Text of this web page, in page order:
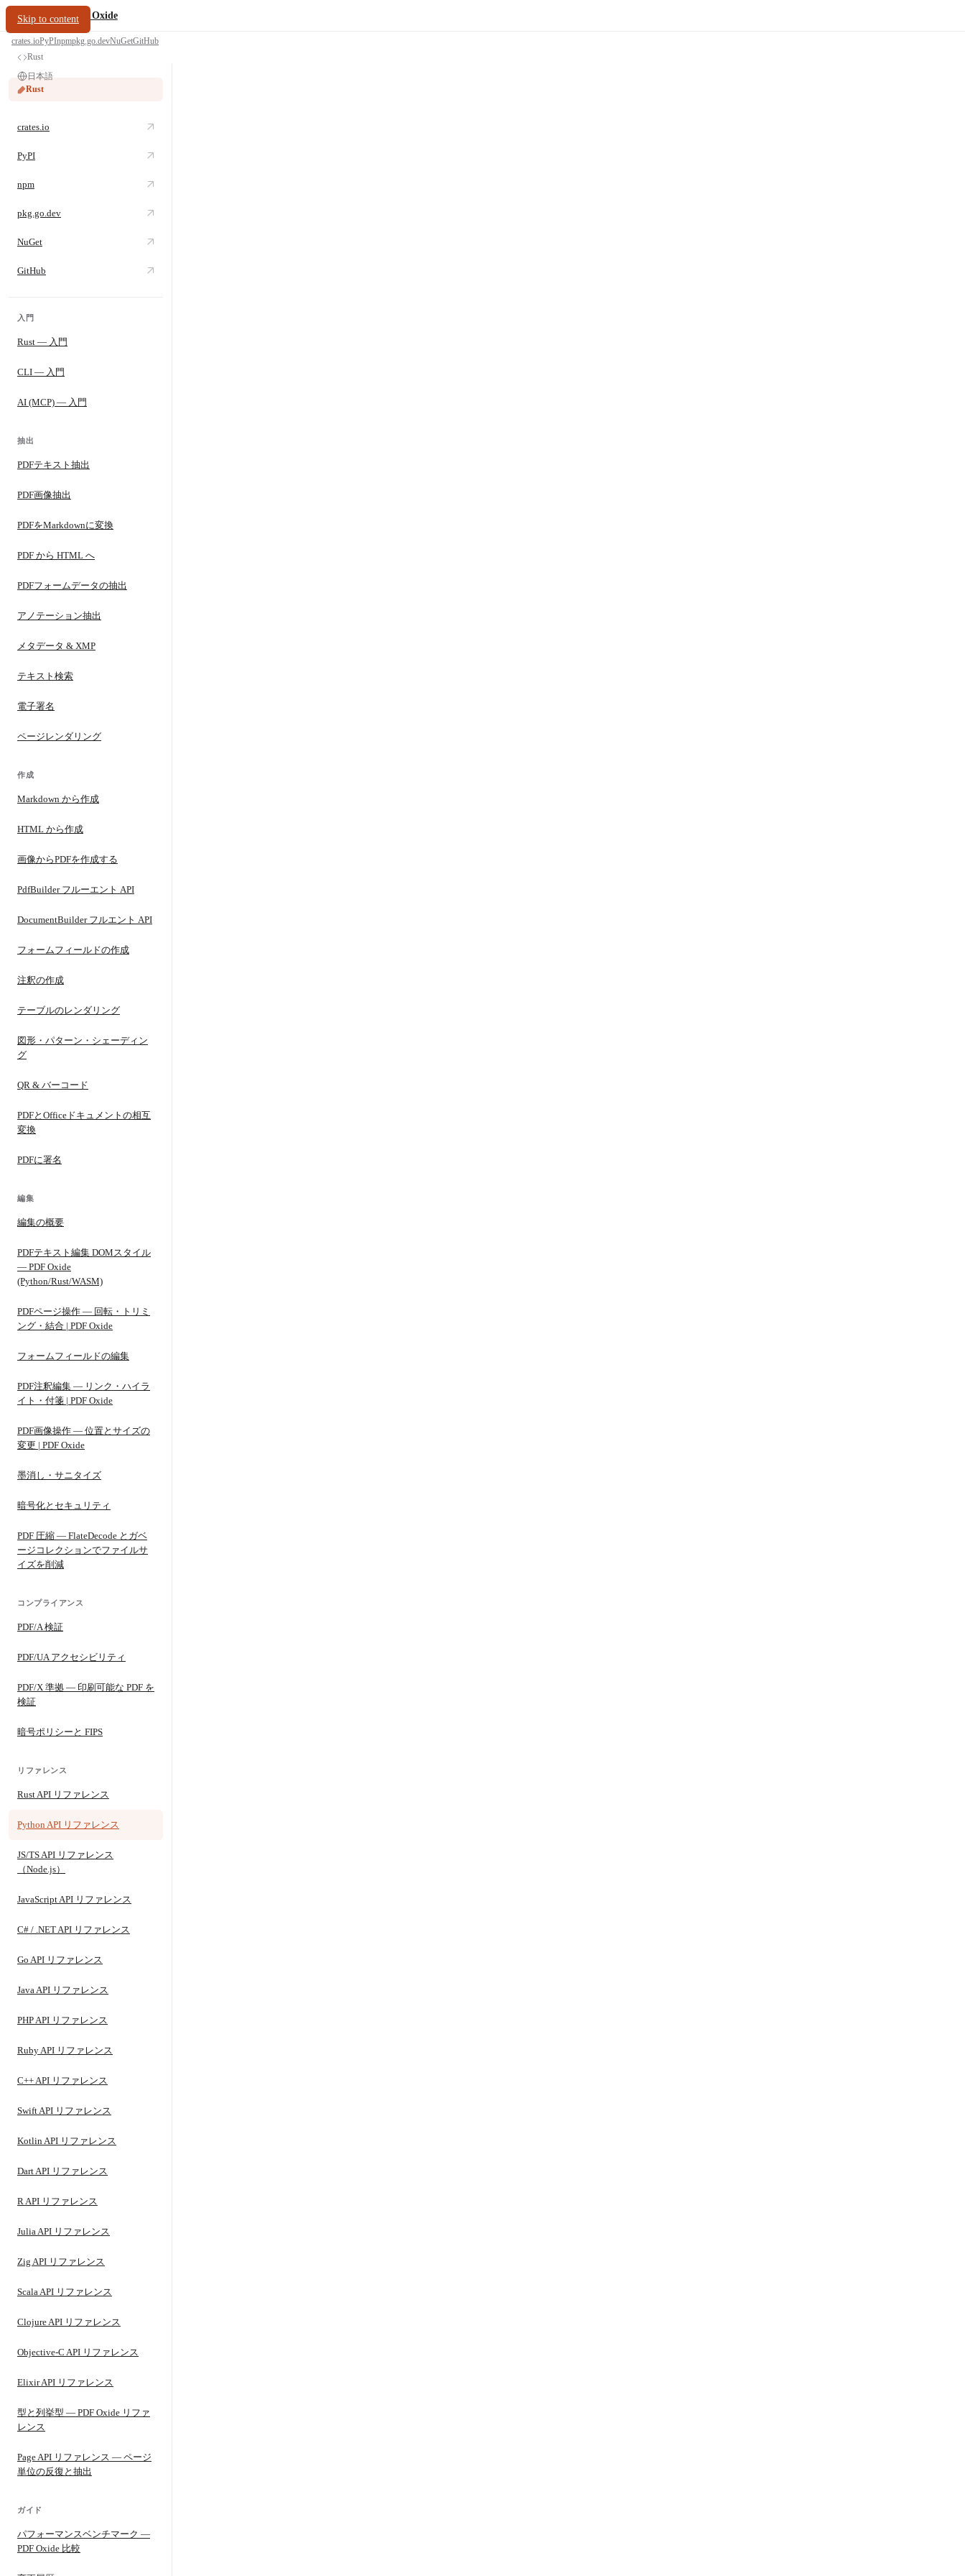
Skip to content
oxide.fyi/PDF Oxide
crates.ioPyPInpmpkg.go.devNuGetGitHub
Rust
日本語
Rust
crates.io
PyPI
npm
pkg.go.dev
NuGet
GitHub
入門
Rust — 入門
CLI — 入門
AI (MCP) — 入門
抽出
PDFテキスト抽出
PDF画像抽出
PDFをMarkdownに変換
PDF から HTML へ
PDFフォームデータの抽出
アノテーション抽出
メタデータ & XMP
テキスト検索
電子署名
ページレンダリング
作成
Markdown から作成
HTML から作成
画像からPDFを作成する
PdfBuilder フルーエント API
DocumentBuilder フルエント API
フォームフィールドの作成
注釈の作成
テーブルのレンダリング
図形・パターン・シェーディン
グ
QR & バーコード
PDFとOfficeドキュメントの相互
変換
PDFに署名
編集
編集の概要
PDFテキスト編集 DOMスタイル
— PDF Oxide
(Python/Rust/WASM)
PDFページ操作 — 回転・トリミ
ング・結合 | PDF Oxide
フォームフィールドの編集
PDF注釈編集 — リンク・ハイラ
イト・付箋 | PDF Oxide
PDF画像操作 — 位置とサイズの
変更 | PDF Oxide
墨消し・サニタイズ
暗号化とセキュリティ
PDF 圧縮 — FlateDecode とガベ
ージコレクションでファイルサ
イズを削減
コンプライアンス
PDF/A 検証
PDF/UA アクセシビリティ
PDF/X 準拠 — 印刷可能な PDF を
検証
暗号ポリシーと FIPS
リファレンス
Rust API リファレンス
Python API リファレンス
JS/TS API リファレンス
（Node.js）
JavaScript API リファレンス
C# / .NET API リファレンス
Go API リファレンス
Java API リファレンス
PHP API リファレンス
Ruby API リファレンス
C++ API リファレンス
Swift API リファレンス
Kotlin API リファレンス
Dart API リファレンス
R API リファレンス
Julia API リファレンス
Zig API リファレンス
Scala API リファレンス
Clojure API リファレンス
Objective-C API リファレンス
Elixir API リファレンス
型と列挙型 — PDF Oxide リファ
レンス
Page API リファレンス — ページ
単位の反復と抽出
ガイド
パフォーマンスベンチマーク —
PDF Oxide 比較